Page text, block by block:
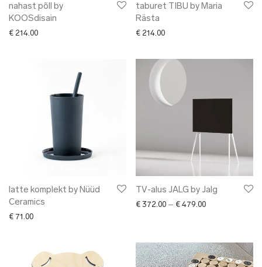
nahast põll by
KOOSdisain
€ 214.00
taburet TIBU by Maria
Rästa
€ 214.00
latte komplekt by Nüüd
Ceramics
€ 71.00
TV-alus JALG by Jalg
€ 372.00 – € 479.00Price range: €